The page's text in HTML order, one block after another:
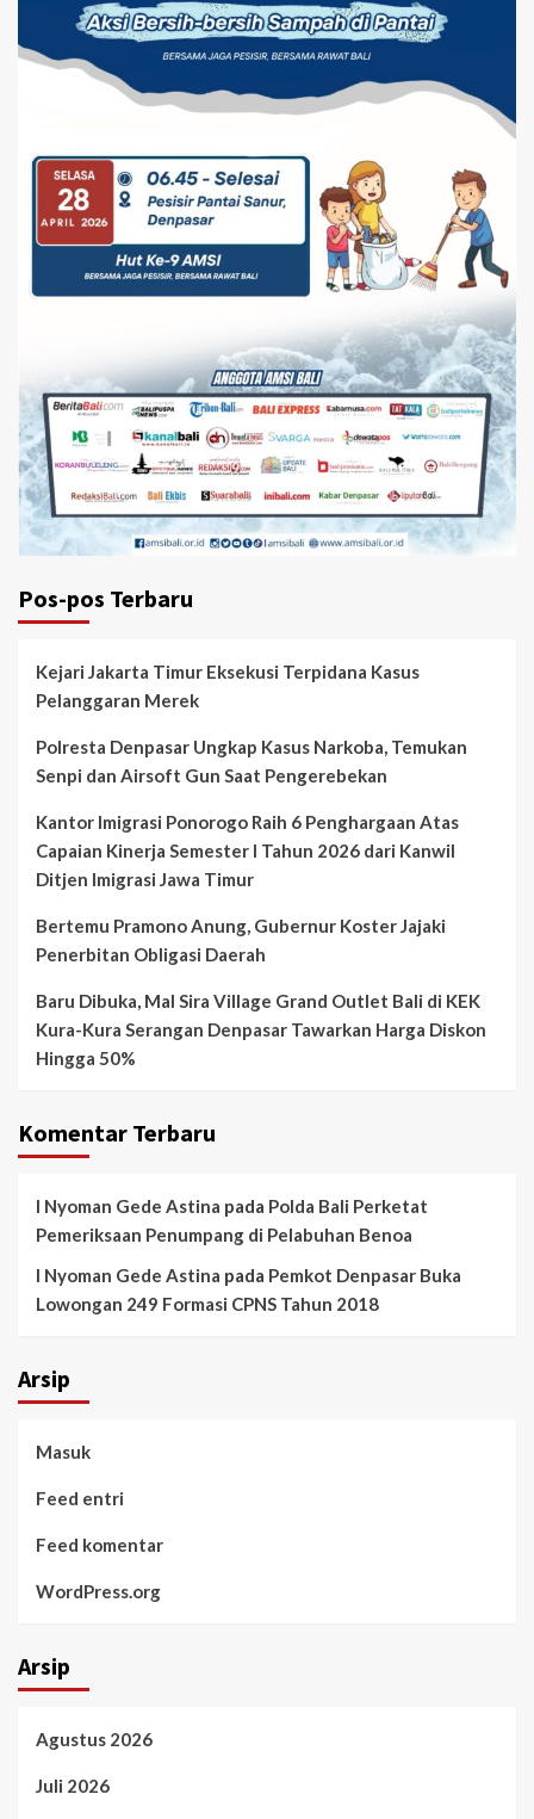
Pos-pos Terbaru
Kejari Jakarta Timur Eksekusi Terpidana Kasus
Pelanggaran Merek
Polresta Denpasar Ungkap Kasus Narkoba, Temukan
Senpi dan Airsoft Gun Saat Pengerebekan
Kantor Imigrasi Ponorogo Raih 6 Penghargaan Atas
Capaian Kinerja Semester I Tahun 2026 dari Kanwil
Ditjen Imigrasi Jawa Timur
Bertemu Pramono Anung, Gubernur Koster Jajaki
Penerbitan Obligasi Daerah
Baru Dibuka, Mal Sira Village Grand Outlet Bali di KEK
Kura-Kura Serangan Denpasar Tawarkan Harga Diskon
Hingga 50%
Komentar Terbaru
I Nyoman Gede Astina pada Polda Bali Perketat
Pemeriksaan Penumpang di Pelabuhan Benoa
I Nyoman Gede Astina pada Pemkot Denpasar Buka
Lowongan 249 Formasi CPNS Tahun 2018
Arsip
Masuk
Feed entri
Feed komentar
WordPress.org
Arsip
Agustus 2026
Juli 2026